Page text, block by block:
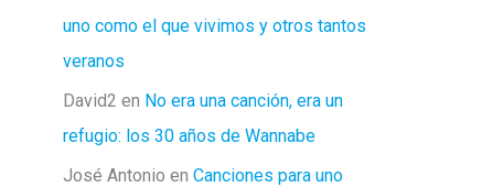
uno como el que vivimos y otros tantos
veranos
David2 en No era una canción, era un
refugio: los 30 años de Wannabe
José Antonio en Canciones para uno